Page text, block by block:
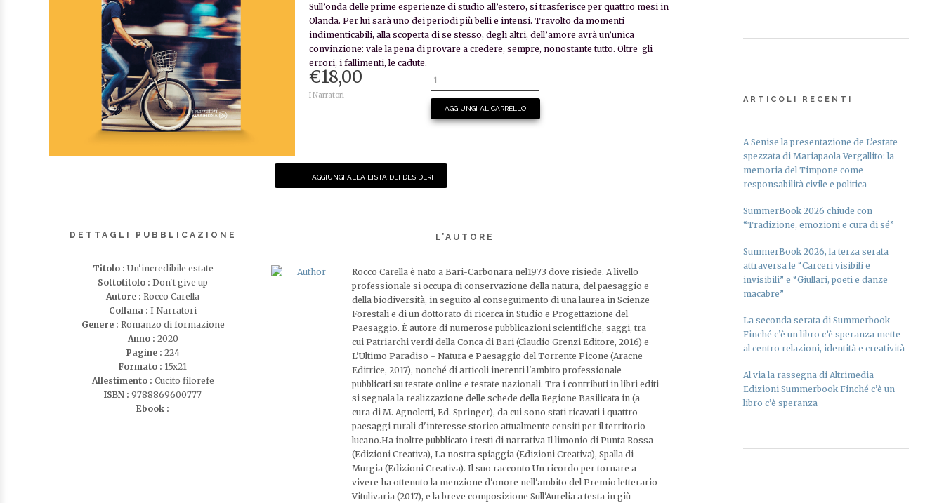
Sull’onda delle prime esperienze di studio all’estero, si trasferisce per quattro mesi in
Olanda. Per lui sarà uno dei periodi più belli e intensi. Travolto da momenti
indimenticabili, alla scoperta di se stesso, degli altri, dell’amore avrà un’unica
convinzione: vale la pena di provare a credere, sempre, nonostante tutto. Oltre gli
errori, i fallimenti, le cadute.
€18,00
I Narratori
AGGIUNGI AL CARRELLO
AGGIUNGI ALLA LISTA DEI DESIDERI
DETTAGLI PUBBLICAZIONE
Titolo : Un'incredibile estate
Sottotitolo :Don't give up
Autore :Rocco Carella
Collana :I Narratori
Genere : Romanzo di formazione
Anno : 2020
Pagine : 224
Formato : 15x21
Allestimento : Cucito filorefe
ISBN :9788869600777
Ebook :
L’AUTORE
Rocco Carella è nato a Bari-Carbonara nel1973 dove risiede. A livello
professionale si occupa di conservazione della natura, del paesaggio e
della biodiversità, in seguito al conseguimento di una laurea in Scienze
Forestali e di un dottorato di ricerca in Studio e Progettazione del
Paesaggio. È autore di numerose pubblicazioni scientifiche, saggi, tra
cui Patriarchi verdi della Conca di Bari (Claudio Grenzi Editore, 2016) e
L'Ultimo Paradiso - Natura e Paesaggio del Torrente Picone (Aracne
Editrice, 2017), nonché di articoli inerenti l'ambito professionale
pubblicati su testate online e testate nazionali. Tra i contributi in libri editi
si segnala la realizzazione delle schede della Regione Basilicata in (a
cura di M. Agnoletti, Ed. Springer), da cui sono stati ricavati i quattro
paesaggi rurali d'interesse storico attualmente censiti per il territorio
lucano.Ha inoltre pubblicato i testi di narrativa Il limonio di Punta Rossa
(Edizioni Creativa), La nostra spiaggia (Edizioni Creativa), Spalla di
Murgia (Edizioni Creativa). Il suo racconto Un ricordo per tornare a
vivere ha ottenuto la menzione d'onore nell'ambito del Premio letterario
Vitulivaria (2017), e la breve composizione Sull'Aurelia a testa in giù
ARTICOLI RECENTI
A Senise la presentazione de L’estate
spezzata di Mariapaola Vergallito: la
memoria del Timpone come
responsabilità civile e politica
SummerBook 2026 chiude con
“Tradizione, emozioni e cura di sé”
SummerBook 2026, la terza serata
attraversa le “Carceri visibili e
invisibili” e “Giullari, poeti e danze
macabre”
La seconda serata di Summerbook
Finché c’è un libro c’è speranza mette
al centro relazioni, identità e creatività
Al via la rassegna di Altrimedia
Edizioni Summerbook Finché c’è un
libro c’è speranza